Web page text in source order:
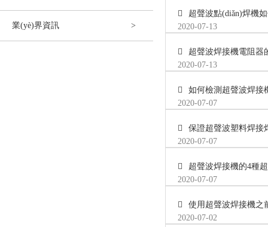
業(yè)界資訊
超聲波點(diǎn)焊機
2020-07-13
超聲波焊接機電阻器
2020-07-13
如何檢測超聲波焊接
2020-07-07
保證超聲波塑料焊接
2020-07-07
超聲波焊接機的4種
2020-07-07
使用超聲波焊接機之
2020-07-02